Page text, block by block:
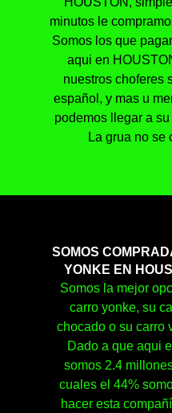
minutos le
Somos los que
aqui en
nuestros choferes
español, y mas u
podemos llegar a
La grua no se
SOMOS
YONKE EN
Somos la mejor
carro yonke, su
chocado o su carro
Dado a que aqui
somos 2.4
cuales el 44%
hacer esta